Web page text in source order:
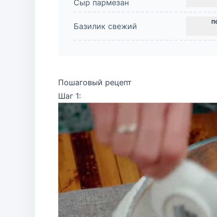
Сыр пармезан
Базилик свежий
Пошаговый рецепт
Шаг 1: